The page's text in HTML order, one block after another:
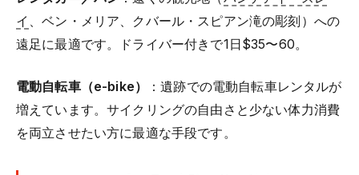
イ
、ベン・メリア、クバール・スピアン滝の彫刻）への
遠足に最適です。ドライバー付きで1日$35〜60。
電動自転車（e-bike）
：遺跡での電動自転車レンタルが
増えています。サイクリングの自由さと少ない体力消費
を両立させたい方に最適な手段です。